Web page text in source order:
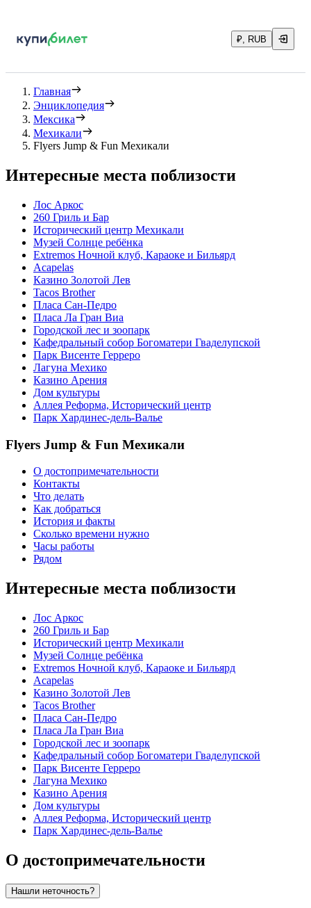
₽, RUB
Главная
Энциклопедия
Мексика
Мехикали
Flyers Jump & Fun Мехикали
Интересные места поблизости
Лос Аркос
260 Гриль и Бар
Исторический центр Мехикали
Музей Солнце ребёнка
Extremos Ночной клуб, Караоке и Бильярд
Acapelas
Казино Золотой Лев
Tacos Brother
Пласа Сан-Педро
Пласа Ла Гран Виа
Городской лес и зоопарк
Кафедральный собор Богоматери Гваделупской
Парк Висенте Герреро
Лагуна Мехико
Казино Арения
Дом культуры
Аллея Реформа, Исторический центр
Парк Хардинес-дель-Валье
Flyers Jump & Fun Мехикали
О достопримечательности
Контакты
Что делать
Как добраться
История и факты
Сколько времени нужно
Часы работы
Рядом
Интересные места поблизости
Лос Аркос
260 Гриль и Бар
Исторический центр Мехикали
Музей Солнце ребёнка
Extremos Ночной клуб, Караоке и Бильярд
Acapelas
Казино Золотой Лев
Tacos Brother
Пласа Сан-Педро
Пласа Ла Гран Виа
Городской лес и зоопарк
Кафедральный собор Богоматери Гваделупской
Парк Висенте Герреро
Лагуна Мехико
Казино Арения
Дом культуры
Аллея Реформа, Исторический центр
Парк Хардинес-дель-Валье
О достопримечательности
Нашли неточность?